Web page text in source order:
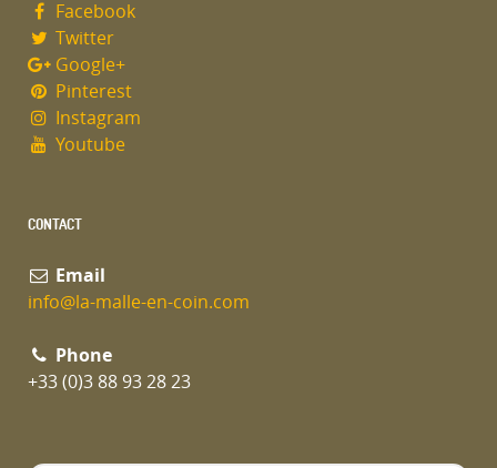
Facebook
Twitter
Google+
Pinterest
Instagram
Youtube
CONTACT
Email
info@la-malle-en-coin.com
Phone
+33 (0)3 88 93 28 23